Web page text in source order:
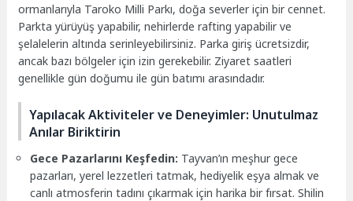
ormanlarıyla Taroko Milli Parkı, doğa severler için bir cennet.
Parkta yürüyüş yapabilir, nehirlerde rafting yapabilir ve
şelalelerin altında serinleyebilirsiniz. Parka giriş ücretsizdir,
ancak bazı bölgeler için izin gerekebilir. Ziyaret saatleri
genellikle gün doğumu ile gün batımı arasındadır.
Yapılacak Aktiviteler ve Deneyimler: Unutulmaz
Anılar Biriktirin
Gece Pazarlarını Keşfedin: Tayvan’ın meşhur gece
pazarları, yerel lezzetleri tatmak, hediyelik eşya almak ve
canlı atmosferin tadını çıkarmak için harika bir fırsat. Shilin